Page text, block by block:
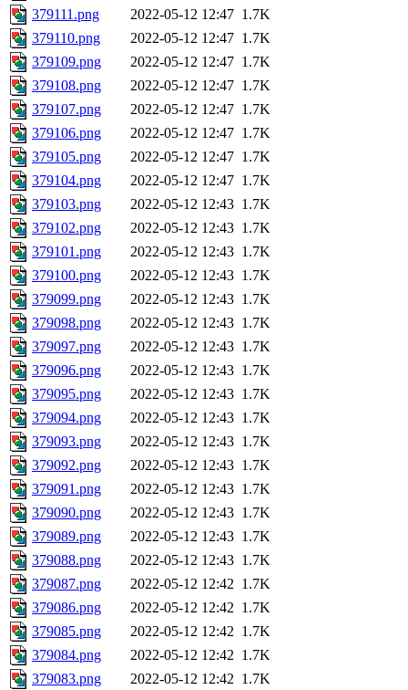
379111.png
2022-05-12 12:47 1.7K
379110.png
2022-05-12 12:47 1.7K
379109.png
2022-05-12 12:47 1.7K
379108.png
2022-05-12 12:47 1.7K
379107.png
2022-05-12 12:47 1.7K
379106.png
2022-05-12 12:47 1.7K
379105.png
2022-05-12 12:47 1.7K
379104.png
2022-05-12 12:47 1.7K
379103.png
2022-05-12 12:43 1.7K
379102.png
2022-05-12 12:43 1.7K
379101.png
2022-05-12 12:43 1.7K
379100.png
2022-05-12 12:43 1.7K
379099.png
2022-05-12 12:43 1.7K
379098.png
2022-05-12 12:43 1.7K
379097.png
2022-05-12 12:43 1.7K
379096.png
2022-05-12 12:43 1.7K
379095.png
2022-05-12 12:43 1.7K
379094.png
2022-05-12 12:43 1.7K
379093.png
2022-05-12 12:43 1.7K
379092.png
2022-05-12 12:43 1.7K
379091.png
2022-05-12 12:43 1.7K
379090.png
2022-05-12 12:43 1.7K
379089.png
2022-05-12 12:43 1.7K
379088.png
2022-05-12 12:43 1.7K
379087.png
2022-05-12 12:42 1.7K
379086.png
2022-05-12 12:42 1.7K
379085.png
2022-05-12 12:42 1.7K
379084.png
2022-05-12 12:42 1.7K
379083.png
2022-05-12 12:42 1.7K